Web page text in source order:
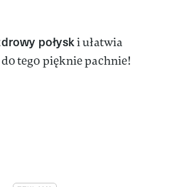
połyski ułatwia
tego pięknie pachnie!